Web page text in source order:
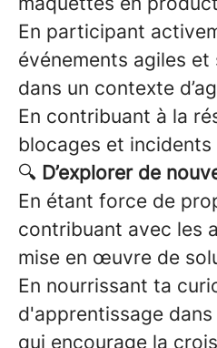
En participant
événements agiles et
dans un contexte
En contribuant à la
blocages et incidents
🔍 D’explorer de
En étant force de
contribuant avec les
mise en œuvre de
En nourrissant ta
d'apprentissage
qui encourage la